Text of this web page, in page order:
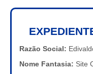
Razão Social:
Nome Fantasia: Site